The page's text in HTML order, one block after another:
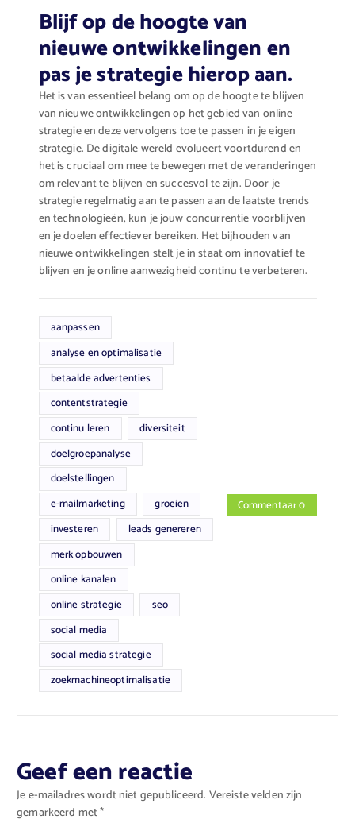
Blijf op de hoogte van
nieuwe ontwikkelingen en
pas je strategie hierop aan.
Het is van essentieel belang om op de hoogte te blijven
van nieuwe ontwikkelingen op het gebied van online
strategie en deze vervolgens toe te passen in je eigen
strategie. De digitale wereld evolueert voortdurend en
het is cruciaal om mee te bewegen met de veranderingen
om relevant te blijven en succesvol te zijn. Door je
strategie regelmatig aan te passen aan de laatste trends
en technologieën, kun je jouw concurrentie voorblijven
en je doelen effectiever bereiken. Het bijhouden van
nieuwe ontwikkelingen stelt je in staat om innovatief te
blijven en je online aanwezigheid continu te verbeteren.
aanpassen
analyse en optimalisatie
betaalde advertenties
contentstrategie
continu leren
diversiteit
doelgroepanalyse
doelstellingen
e-mailmarketing
groeien
investeren
leads genereren
merk opbouwen
online kanalen
online strategie
seo
social media
social media strategie
zoekmachineoptimalisatie
Commentaar 0
Geef een reactie
Je e-mailadres wordt niet gepubliceerd. Vereiste velden zijn
gemarkeerd met*